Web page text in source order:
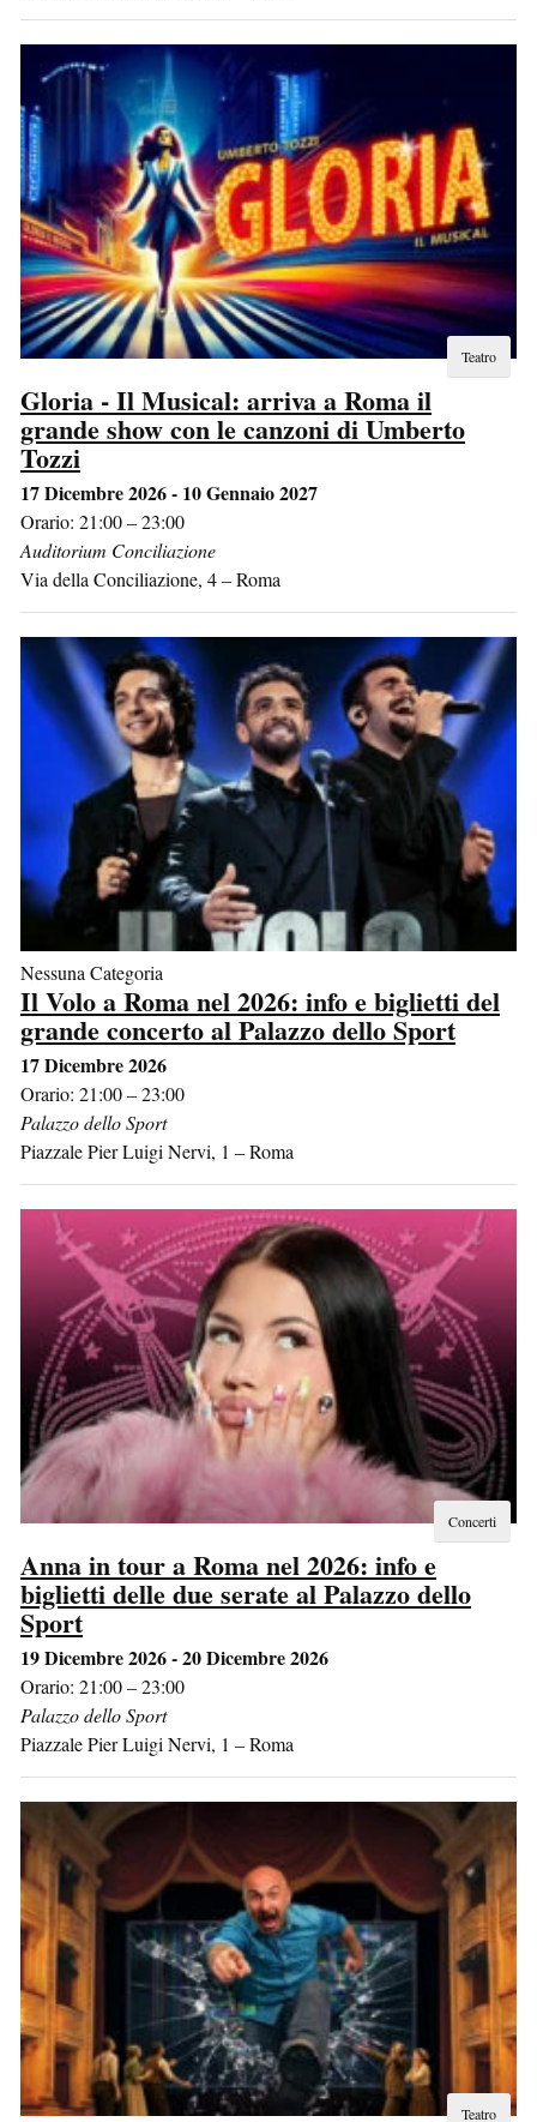
Teatro
Gloria - Il Musical: arriva a Roma il
grande show con le canzoni di Umberto
Tozzi
17 Dicembre 2026 - 10 Gennaio 2027
Orario: 21:00 – 23:00
Auditorium Conciliazione
Via della Conciliazione, 4–Roma
Nessuna Categoria
Il Volo a Roma nel 2026: info e biglietti del
grande concerto al Palazzo dello Sport
17 Dicembre 2026
Orario: 21:00 – 23:00
Palazzo dello Sport
Piazzale Pier Luigi Nervi, 1 –Roma
Concerti
Anna in tour a Roma nel 2026: info e
biglietti delle due serate al Palazzo dello
Sport
19 Dicembre 2026 - 20 Dicembre 2026
Orario: 21:00 – 23:00
Palazzo dello Sport
Piazzale Pier Luigi Nervi, 1 –Roma
Teatro